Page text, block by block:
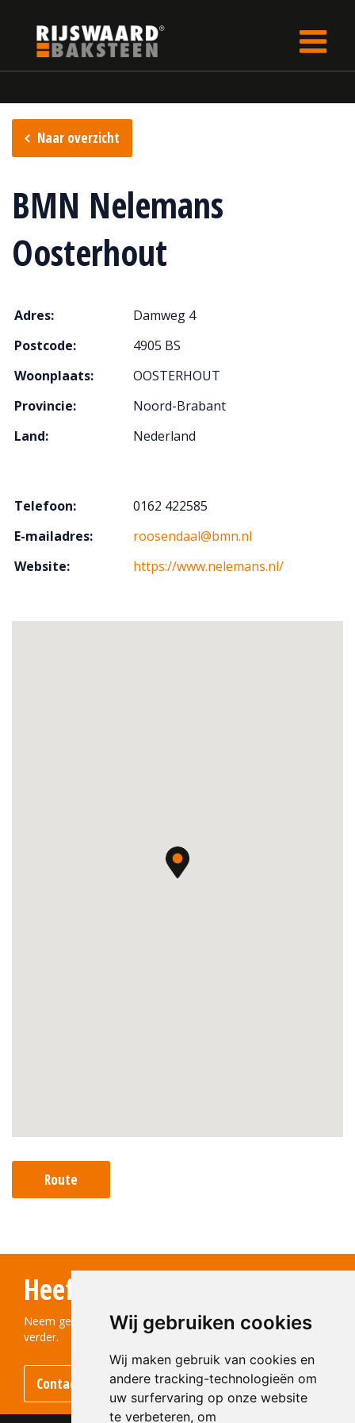
Wij gebruiken cookies
Wij maken gebruik van cookies en
andere tracking-technologieën om
uw surfervaring op onze website
te verbeteren, om
Naar overzicht
BMN Nelemans
Oosterhout
Adres:
Damweg 4
Postcode:
4905 BS
Woonplaats:
OOSTERHOUT
Provincie:
Noord-Brabant
Land:
Nederland
Telefoon:
0162 422585
E-mailadres:
roosendaal@bmn.nl
Website:
https://www.nelemans.nl/
Route
Heeft u vragen?
Neem gerust contact met ons op! We helpen u graag
verder.
Contact opnemen